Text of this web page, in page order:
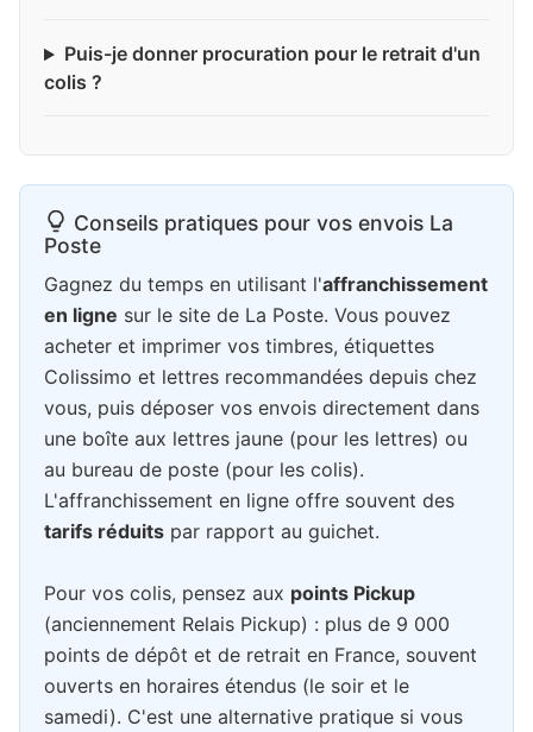
Puis-je donner procuration pour le retrait d'un
colis ?
Conseils pratiques pour vos envois La
Poste
Gagnez du temps en utilisant l'affranchissement
en ligne sur le site de La Poste. Vous pouvez
acheter et imprimer vos timbres, étiquettes
Colissimo et lettres recommandées depuis chez
vous, puis déposer vos envois directement dans
une boîte aux lettres jaune (pour les lettres) ou
au bureau de poste (pour les colis).
L'affranchissement en ligne offre souvent des
tarifs réduits par rapport au guichet.
Pour vos colis, pensez aux points Pickup
(anciennement Relais Pickup) : plus de 9 000
points de dépôt et de retrait en France, souvent
ouverts en horaires étendus (le soir et le
samedi). C'est une alternative pratique si vous